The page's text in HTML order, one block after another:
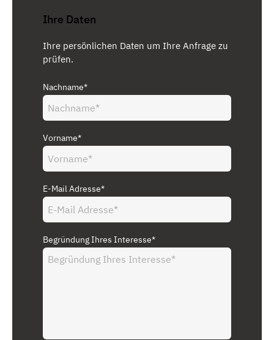
Ihre Daten
Ihre persönlichen Daten um Ihre Anfrage zu
prüfen.
Nachname*
Vorname*
E-Mail Adresse*
Begründung Ihres Interesse*